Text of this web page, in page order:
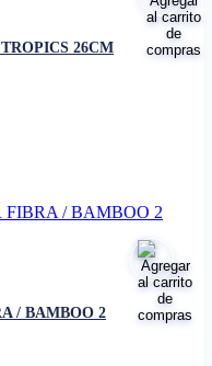
26CM
/ BAMBOO 2